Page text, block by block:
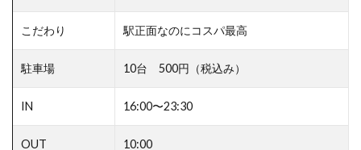
こだわり 駅正面なのにコスパ最高
駐車場 10台 500円（税込み）
IN 16:00〜23:30
OUT 10:00